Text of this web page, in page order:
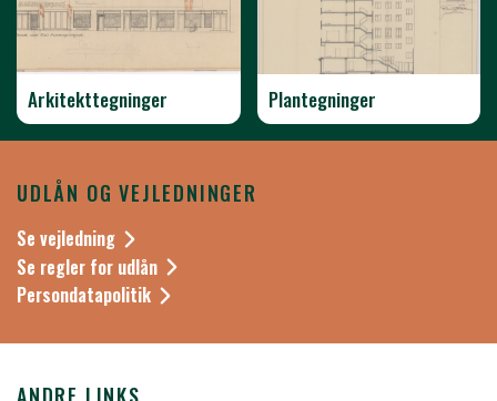
Arkitekttegninger Plantegninger
UDLÅN OG VEJLEDNINGER
Se vejledning
Se regler for udlån
Persondatapolitik